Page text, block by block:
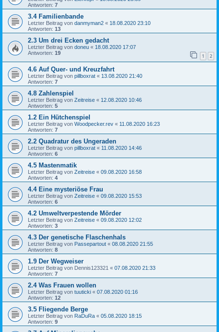
Antworten: 7
3.4 Familienbande
Letzter Beitrag von danmyman2 « 18.08.2020 23:10
Antworten: 13
2.3 Um drei Ecken gedacht
Letzter Beitrag von doneu « 18.08.2020 17:07
Antworten: 19 1 2
4.6 Auf Quer- und Kreuzfahrt
Letzter Beitrag von pillboxrat « 13.08.2020 21:40
Antworten: 7
4.8 Zahlenspiel
Letzter Beitrag von Zeitreise « 12.08.2020 10:46
Antworten: 5
1.2 Ein Hütchenspiel
Letzter Beitrag von Woodpecker.rev « 11.08.2020 16:23
Antworten: 7
2.2 Quadratur des Ungeraden
Letzter Beitrag von pillboxrat « 11.08.2020 14:46
Antworten: 6
4.5 Mastenmatik
Letzter Beitrag von Zeitreise « 09.08.2020 16:58
Antworten: 4
4.4 Eine mysteriöse Frau
Letzter Beitrag von Zeitreise « 09.08.2020 15:53
Antworten: 6
4.2 Umweltverpestende Mörder
Letzter Beitrag von Zeitreise « 09.08.2020 12:02
Antworten: 3
4.3 Der genetische Flaschenhals
Letzter Beitrag von Passepartout « 08.08.2020 21:55
Antworten: 8
1.9 Der Wegweiser
Letzter Beitrag von Dennis123321 « 07.08.2020 21:33
Antworten: 7
2.4 Was Frauen wollen
Letzter Beitrag von tuuticki « 07.08.2020 01:16
Antworten: 12
3.5 Fliegende Berge
Letzter Beitrag von RaDuRa « 05.08.2020 18:15
Antworten: 9